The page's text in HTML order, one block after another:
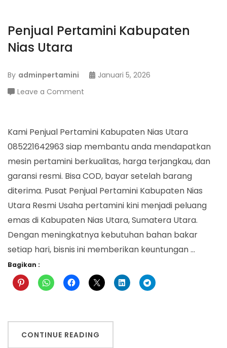
Penjual Pertamini Kabupaten
Nias Utara
By adminpertamini
Januari 5, 2026
Leave a Comment
Kabupaten
Nias
Utara
Kami Penjual Pertamini Kabupaten Nias Utara
085221642963 siap membantu anda mendapatkan
mesin pertamini berkualitas, harga terjangkau, dan
garansi resmi. Bisa COD, bayar setelah barang
diterima. Pusat Penjual Pertamini Kabupaten Nias
Utara Resmi Usaha pertamini kini menjadi peluang
emas di Kabupaten Nias Utara, Sumatera Utara.
Dengan meningkatnya kebutuhan bahan bakar
setiap hari, bisnis ini memberikan keuntungan …
Bagikan :
CONTINUE READING